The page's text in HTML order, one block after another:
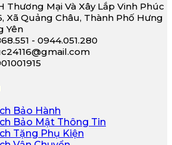
Thương Mại Và Xây Lắp Vinh Phúc
Xã Quảng Châu, Thành Phố Hưng
Yên
- 0944.051.280
Bảo Hành
Bảo Mật Thông Tin
Tặng Phụ Kiện